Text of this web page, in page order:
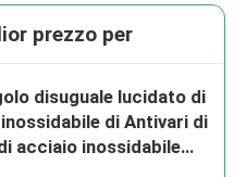
prezzo per
disuguale lucidato di
di Antivari di
acciaio inossidabile